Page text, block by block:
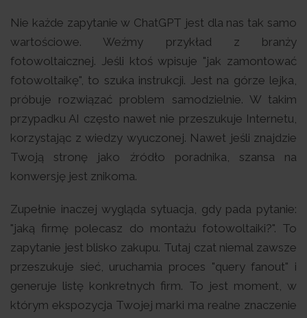
Nie każde zapytanie w ChatGPT jest dla nas tak samo
wartościowe. Weźmy przykład z branży
fotowoltaicznej. Jeśli ktoś wpisuje "jak zamontować
fotowoltaikę", to szuka instrukcji. Jest na górze lejka,
próbuje rozwiązać problem samodzielnie. W takim
przypadku AI często nawet nie przeszukuje Internetu,
korzystając z wiedzy wyuczonej. Nawet jeśli znajdzie
Twoją stronę jako źródło poradnika, szansa na
konwersję jest znikoma.
Zupełnie inaczej wygląda sytuacja, gdy pada pytanie:
"jaką firmę polecasz do montażu fotowoltaiki?". To
zapytanie jest blisko zakupu. Tutaj czat niemal zawsze
przeszukuje sieć, uruchamia proces "query fanout" i
generuje listę konkretnych firm. To jest moment, w
którym ekspozycja Twojej marki ma realne znaczenie